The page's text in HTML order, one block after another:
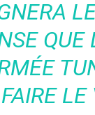
QUE
LE